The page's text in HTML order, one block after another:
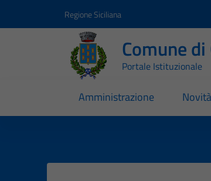
Regione Siciliana
Comune
Portale Istituzionale
Amministrazione Novità